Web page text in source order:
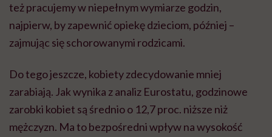
też pracujemy w niepełnym wymiarze godzin,
najpierw, by zapewnić opiekę dzieciom, później –
zajmując się schorowanymi rodzicami.
Do tego jeszcze, kobiety zdecydowanie mniej
zarabiają. Jak wynika z analiz Eurostatu, godzinowe
zarobki kobiet są średnio o 12,7 proc. niższe niż
mężczyzn. Ma to bezpośredni wpływ na wysokość